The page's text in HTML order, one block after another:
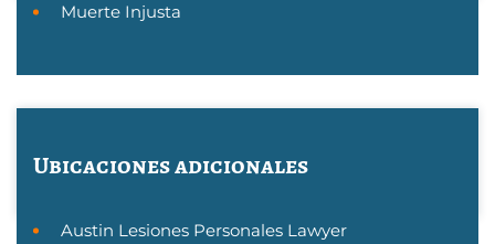
Muerte Injusta
Ubicaciones adicionales
Austin Lesiones Personales Lawyer